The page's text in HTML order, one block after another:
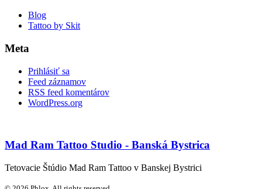
Blog
Tattoo by Skit
Meta
Prihlásiť sa
Feed záznamov
RSS feed komentárov
WordPress.org
Mad Ram Tattoo Studio - Banská Bystrica
Tetovacie Štúdio Mad Ram Tattoo v Banskej Bystrici